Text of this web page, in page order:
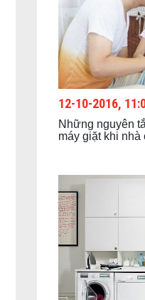
12-10-2016,
Những nguyên
máy giặt khi nhà